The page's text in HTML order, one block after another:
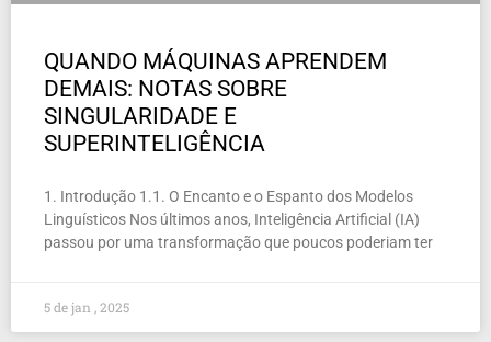
QUANDO MÁQUINAS APRENDEM
DEMAIS: NOTAS SOBRE
SINGULARIDADE E
SUPERINTELIGÊNCIA
1. Introdução 1.1. O Encanto e o Espanto dos Modelos
Linguísticos Nos últimos anos, Inteligência Artificial (IA)
passou por uma transformação que poucos poderiam ter
5 de jan , 2025